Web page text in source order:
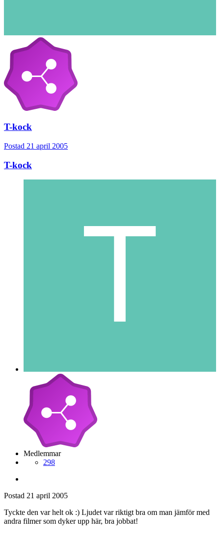
T-kock
Postad 21 april 2005
T-kock
Medlemmar
298
Postad 21 april 2005
Tyckte den var helt ok :) Ljudet var riktigt bra om man jämför med
andra filmer som dyker upp här, bra jobbat!